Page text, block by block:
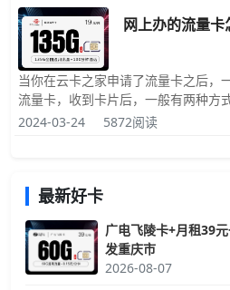
定向流量只能是这台手机使用
网上办的流量卡
当你在云卡之家申请了流量卡之后，
流量卡，收到卡片后，一般有两种方式激活：1. 京
会当面协助你激活当快递员给你派送
2024-03-24 5872阅读
最新好卡
广电飞陵卡+月租39
发重庆市
2026-08-07